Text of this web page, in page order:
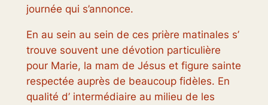
journée qui s’annonce.
En au sein au sein de ces prière matinales s’
trouve souvent une dévotion particulière
pour Marie, la mam de Jésus et figure sainte
respectée auprès de beaucoup fidèles. En
qualité d’ intermédiaire au milieu de les